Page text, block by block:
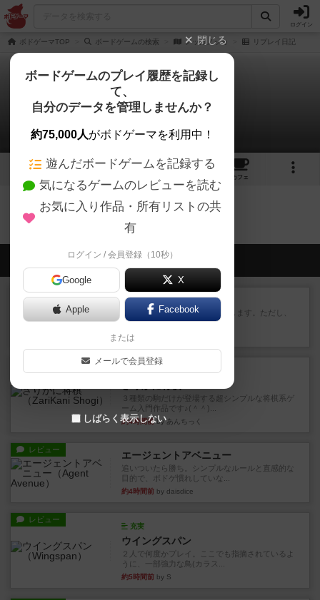
ログイン
ボドゲーマTOP ボードゲームの検索 ノッカノッカ リプレイ日記
ノッカノッカ
0件のリプレイ日記
8 17
カフェ
ノッカノッカのトップに戻る
会員の新しい投稿
レビュー ふたつの街の物語
タイルを4×4で並べて街づくりします。ただし、
街は各プレイヤーの間にあ...
約4時間前
ルール/インスト
３種類の駒だけが登場する超シンプルな将棋系ゲ
ーム入門作品です♪(＾＾)...
約4時間前by あんちっく
レビュー エージェントアベニュー
追いついたら勝ち。シンプルなルールと直感的な
目的で、ボドゲ慣れしていな...
約4時間前 by daisdice
レビュー
充実
ウイングスパン
２人で何度かプレイ。ここでも指摘されているよ
うに、一部強力な鳥(カラス...
約5時間前 by S
閉じる
ボードゲームのプレイ履歴を記録し
て、
自分のデータを管理しませんか？
約75,000人がボドゲーマを利用中！
遊んだボードゲームを記録する
気になるゲームのレビューを読む
お気に入り作品・所有リストの共
有
ログイン / 会員登録（10秒）
Google X
Apple Facebook
または
メールで会員登録
しばらく表示しない